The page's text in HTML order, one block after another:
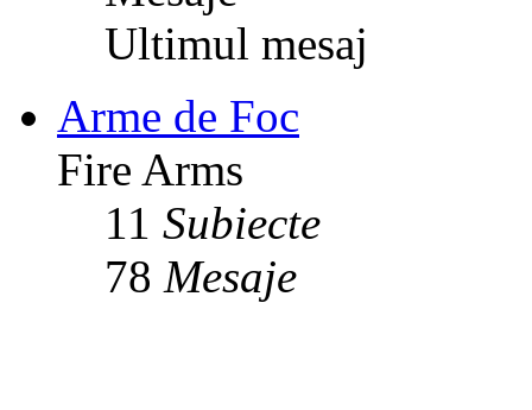
Ultimul mesaj
Arme de Foc
Fire Arms
11 Subiecte
78 Mesaje